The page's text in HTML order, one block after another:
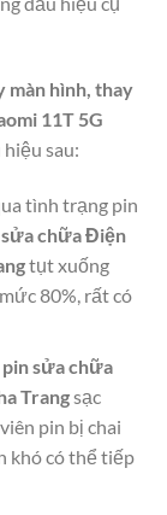
màn hình, thay
11T 5G
sau:
tình trạng pin
sửa chữa Điện
tụt xuống
80%, rất có
sửa chữa
Trangsạc
pin bị chai
khó có thể tiếp